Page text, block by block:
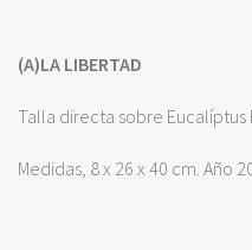
(A)LA LIBERTAD
Talla directa sobre Eucalíptus
Medidas, 8 x 26 x 40 cm. Año